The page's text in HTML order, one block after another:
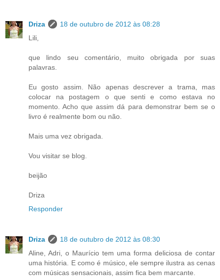
Driza
18 de outubro de 2012 às 08:28
Lili,
que lindo seu comentário, muito obrigada por suas
palavras.
Eu gosto assim. Não apenas descrever a trama, mas
colocar na postagem o que senti e como estava no
momento. Acho que assim dá para demonstrar bem se o
livro é realmente bom ou não.
Mais uma vez obrigada.
Vou visitar se blog.
beijão
Driza
Responder
Driza
18 de outubro de 2012 às 08:30
Aline, Adri, o Maurício tem uma forma deliciosa de contar
uma história. E como é músico, ele sempre ilustra as cenas
com músicas sensacionais, assim fica bem marcante.